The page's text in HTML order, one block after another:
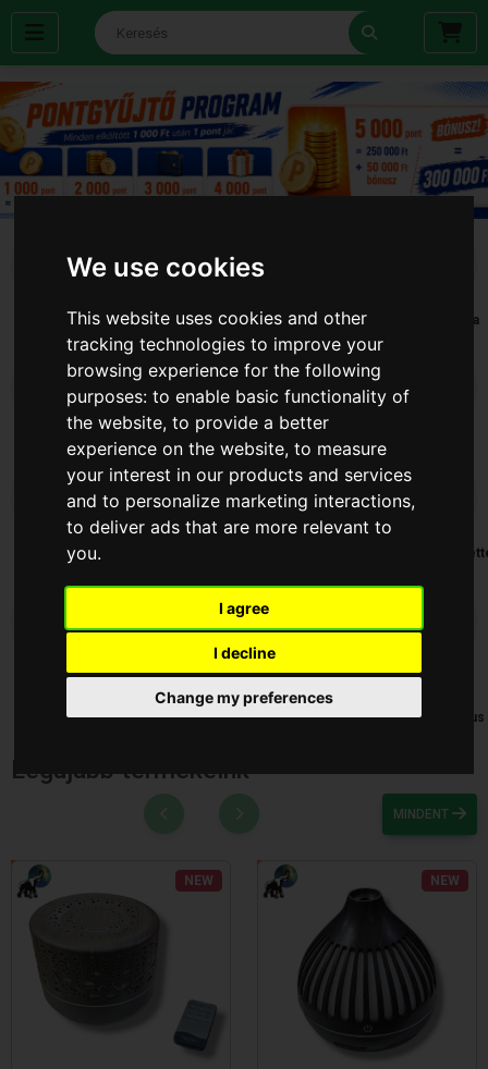
We use cookies
This website uses cookies and other
tracking technologies to improve your
browsing experience for the following
purposes:to enable basic functionality of
the website,to provide a better
experience on the website,to measure
your interest in our products and services
and to personalize marketing interactions,
to deliver ads that are more relevant to
you.
I agree
I decline
Change my preferences
Alkalmi
Kellékek
Bicikli Elemek Fürdőszoba
Gáz gyujtó Házi állat Háztartás Iroda
Szépség
Egészség
Szerszám Takaristás
Táska és
Pénztáska
Telefon
Elektronikus
Legújabb termékeink
MINDENT
NEW NEW